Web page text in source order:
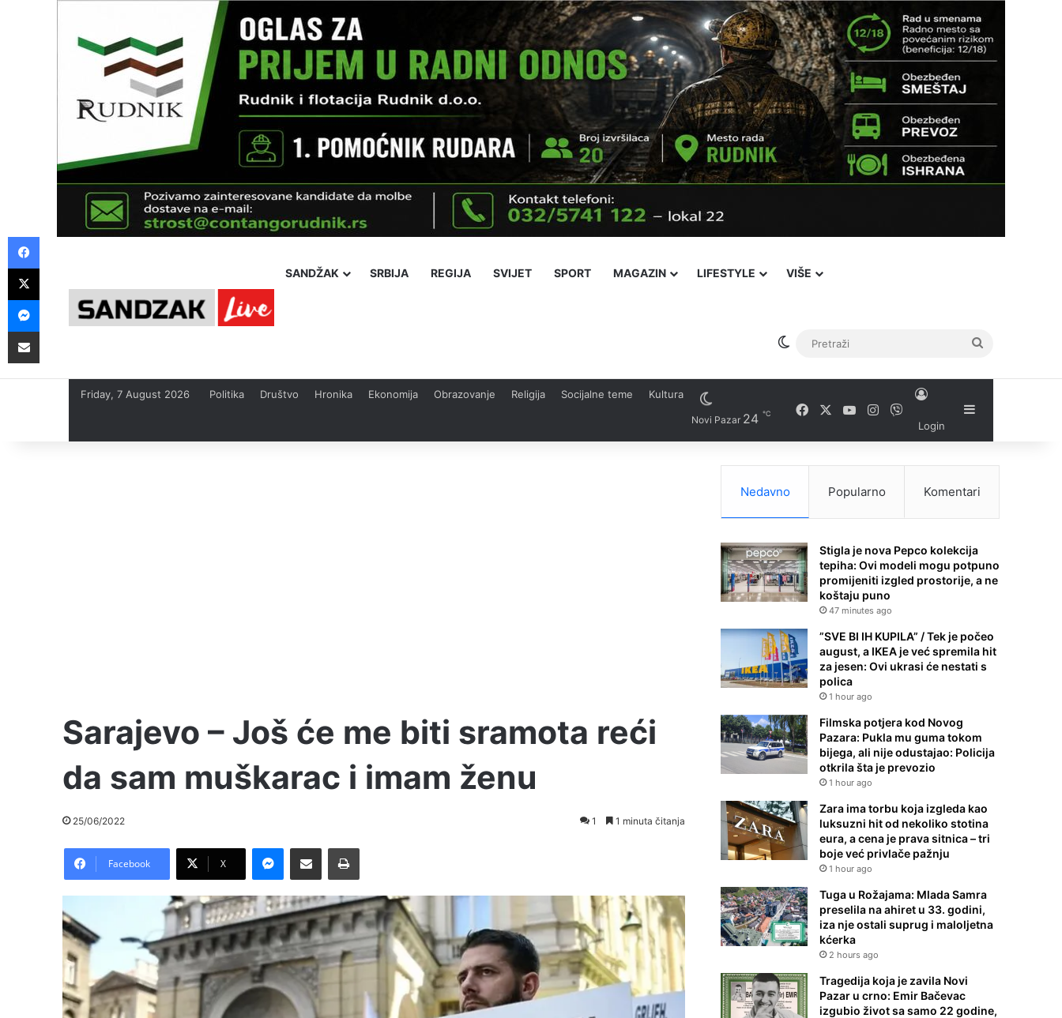
SANDŽAK SRBIJA REGIJA SVIJET SPORT MAGAZIN LIFESTYLE VIŠE
Switch skin
Friday, 7 August 2026 Politika Društvo Hronika Ekonomija Obrazovanje Religija Socijalne teme Kultura
Novi Pazar 24 ℃ FacebookYouTubeInstagram
Login
Sidebar
Sarajevo – Još će me biti sramota reći
da sam muškarac i imam ženu
25/06/2022 1 1 minuta čitanja
Facebook X
Messenger
Pošalji preko E-Maila Printaj
Nedavno Popularno Komentari
Stigla je nova Pepco kolekcija
tepiha: Ovi modeli mogu potpuno
promijeniti izgled prostorije, a ne
koštaju puno
47 minutes ago
”SVE BI IH KUPILA” / Tek je počeo
august, a IKEA je već spremila hit
za jesen: Ovi ukrasi će nestati s
polica
1 hour ago
Filmska potjera kod Novog
Pazara: Pukla mu guma tokom
bijega, ali nije odustajao: Policija
otkrila šta je prevozio
1 hour ago
Zara ima torbu koja izgleda kao
luksuzni hit od nekoliko stotina
eura, a cena je prava sitnica – tri
boje već privlače pažnju
1 hour ago
Tuga u Rožajama: Mlada Samra
preselila na ahiret u 33. godini,
iza nje ostali suprug i maloljetna
kćerka
2 hours ago
Tragedija koja je zavila Novi
Pazar u crno: Emir Bačevac
izgubio život sa samo 22 godine,
Facebook
X
Messenger
Pošalji preko E-Maila